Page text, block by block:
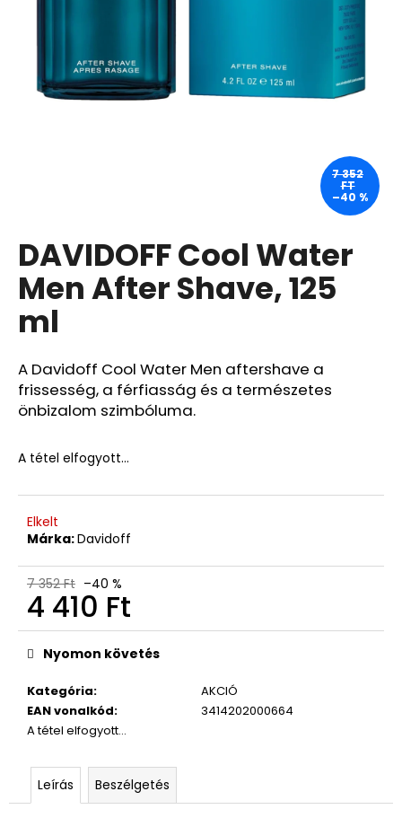
DAVIDOFF Cool Water
Men After Shave, 125
ml
A Davidoff Cool Water Men aftershave a
frissesség, a férfiasság és a természetes
önbizalom szimbóluma.
A tétel elfogyott…
Elkelt
Márka:Davidoff
7 352 Ft –40 %
4 410 Ft
Egységár:
Kategória:
AKCIÓ
EAN vonalkód:
3414202000664
A tétel elfogyott…
Nyomon követés
7 352
FT
–40 %
Leírás Beszélgetés
ANGELCARE
AC25
LÉGZÉSFIGYELŐ
ÉS
VIDEÓS
BABAŐRZŐ
-
KATEGÓRIÁS
TERMÉK
-
DOBOZ
1)
880
Ft
Korábbi:
65
Ft